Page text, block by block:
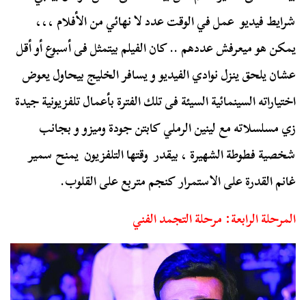
شرايط فيديو عمل في الوقت عدد لا نهائي من الأفلام ،،،
يمكن هو ميعرفش عددهم .. كان الفيلم بيتمثل فى أسبوع أو أقل
عشان يلحق ينزل نوادي الفيديو و يسافر الخليج بيحاول يعوض
اختياراته السينمائية السيئة فى تلك الفترة بأعمال تلفزيونية جيدة
زي مسلسلاته مع لينين الرملي كابتن جودة وميزو و بجانب
شخصية فطوطة الشهيرة ، بيقدر وقتها التلفزيون يمنح سمير
غانم القدرة على الاستمرار كنجم متربع على القلوب.
المرحلة الرابعة: مرحلة التجمد الفني